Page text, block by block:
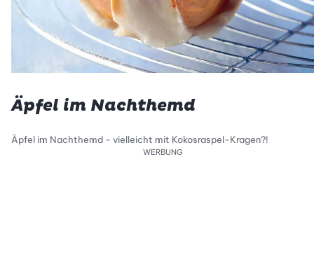
Äpfel im Nachthemd
Äpfel im Nachthemd - vielleicht mit Kokosraspel-Kragen?!
WERBUNG